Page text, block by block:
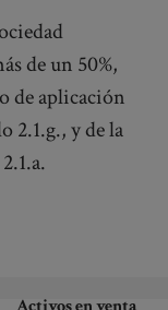
de un 50%,
de aplicación
2.1.g., y de la